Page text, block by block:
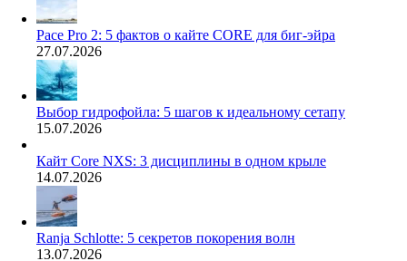
Pace Pro 2: 5 фактов о кайте CORE для биг-эйра
27.07.2026
Выбор гидрофойла: 5 шагов к идеальному сетапу
15.07.2026
Кайт Core NXS: 3 дисциплины в одном крыле
14.07.2026
Ranja Schlotte: 5 секретов покорения волн
13.07.2026